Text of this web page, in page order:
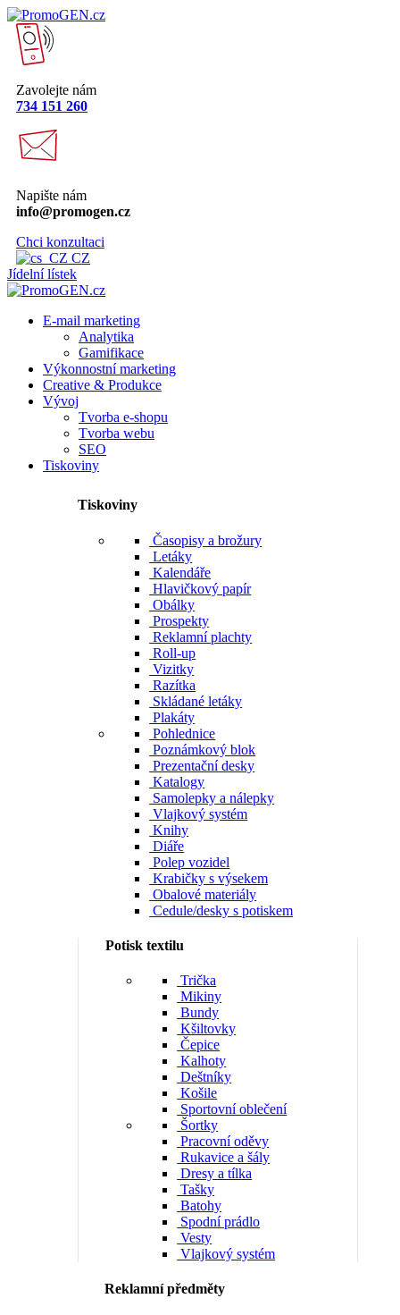
Zavolejte nám
734 151 260
Napište nám
info@promogen.cz
Chci konzultaci
CZ
Jídelní lístek
E-mail marketing
Analytika
Gamifikace
Výkonnostní marketing
Creative & Produkce
Vývoj
Tvorba e-shopu
Tvorba webu
SEO
Tiskoviny
Tiskoviny
Časopisy a brožury
Letáky
Kalendáře
Hlavičkový papír
Obálky
Prospekty
Reklamní plachty
Roll-up
Vizitky
Razítka
Skládané letáky
Plakáty
Pohlednice
Poznámkový blok
Prezentační desky
Katalogy
Samolepky a nálepky
Vlajkový systém
Knihy
Diáře
Polep vozidel
Krabičky s výsekem
Obalové materiály
Cedule/desky s potiskem
Potisk textilu
Trička
Mikiny
Bundy
Kšiltovky
Čepice
Kalhoty
Deštníky
Košile
Sportovní oblečení
Šortky
Pracovní oděvy
Rukavice a šály
Dresy a tílka
Tašky
Batohy
Spodní prádlo
Vesty
Vlajkový systém
Reklamní předměty